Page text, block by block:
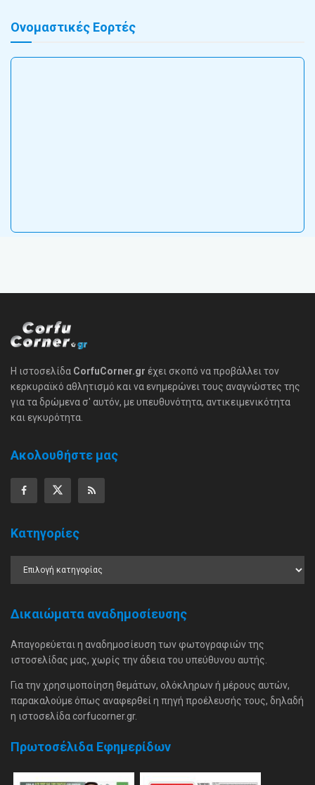
Ονομαστικές Εορτές
Η ιστοσελίδα CorfuCorner.gr έχει σκοπό να προβάλλει τον
κερκυραϊκό αθλητισμό και να ενημερώνει τους αναγνώστες της
για τα δρώμενα σ' αυτόν, με υπευθυνότητα, αντικειμενικότητα
και εγκυρότητα.
Ακολουθήστε μας
Κατηγορίες
Δικαιώματα αναδημοσίευσης
Απαγορεύεται η αναδημοσίευση των φωτογραφιών της
ιστοσελίδας μας, χωρίς την άδεια του υπεύθυνου αυτής.
Για την χρησιμοποίηση θεμάτων, ολόκληρων ή μέρους αυτών,
παρακαλούμε όπως αναφερθεί η πηγή προέλευσής τους, δηλαδή
η ιστοσελίδα corfucorner.gr.
Πρωτοσέλιδα Εφημερίδων